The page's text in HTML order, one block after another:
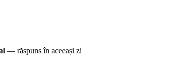
— răspuns în aceeași zi